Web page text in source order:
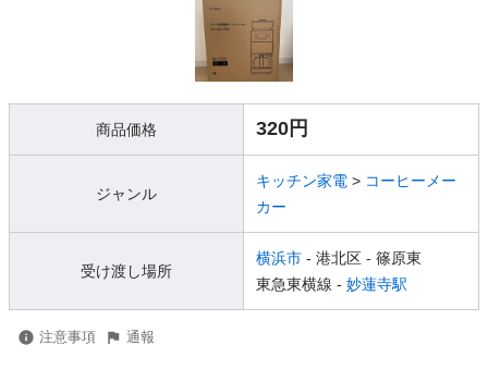
商品価格 320円
ジャンル
キッチン家電 > コーヒーメー
カー
受け渡し場所
横浜市 - 港北区 - 篠原東
東急東横線 - 妙蓮寺駅
注意事項 通報